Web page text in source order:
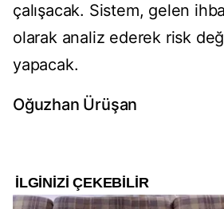
çalışacak. Sistem, gelen
olarak analiz ederek risk
yapacak.
Oğuzhan Ürüşan